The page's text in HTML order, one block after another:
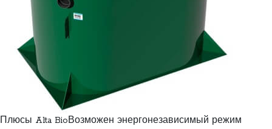
Плюсы Alta BioВозможен энергонезависимый режим